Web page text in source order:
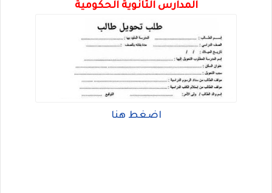
المدارس الثانوية الحكومية
اضغط هنا